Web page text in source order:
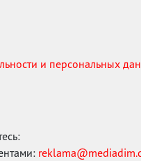
и персональных